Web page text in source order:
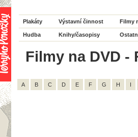
Plakáty Výstavní činnost Filmy
Hudba Knihy/časopisy
Filmy na DVD -
A B C D E F G H I